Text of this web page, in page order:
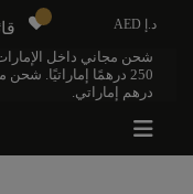
شحن مجاني داخل الإمارات
درهم إماراتي.
د.إ AED